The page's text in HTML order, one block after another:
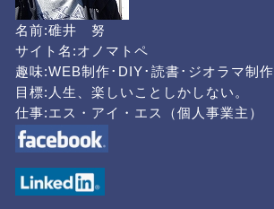
名前:碓井 努
サイト名:オノマトペ
趣味:WEB制作･DIY･読書･ジオラマ制作
目標:人生、楽しいことしかしない。
仕事:エス・アイ・エス（個人事業主）